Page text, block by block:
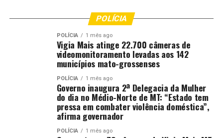
Mesmo com o avanço estrutural, a Defesa Civil reforça
que eventos extremos, como o registrado neste fim de
semana, podem superar a capacidade do sistema de
drenagem. Por isso, a orientação é que a população
acompanhe os alertas oficiais e evite áreas alagadas
durante temporais.
Prefeitura de Cuiabá – MT
POLÍCIA
POLÍCIA 1 mês ago
Vigia Mais atinge 22.700 câmeras de
videomonitoramento levadas aos 142
municípios mato-grossenses
POLÍCIA 1 mês ago
Governo inaugura 2ª Delegacia da Mulher
do dia no Médio-Norte de MT: “Estado tem
pressa em combater violência doméstica”,
afirma governador
POLÍCIA 1 mês ago